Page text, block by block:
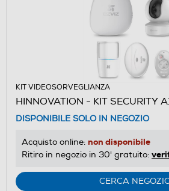
KIT VIDEOSORVEGLIANZA
HINNOVATION - KIT SECURITY
DISPONIBILE SOLO IN NEGOZIO
Acquisto online: non disponibile
Ritiro in negozio in 30' gratuito:
CERCA